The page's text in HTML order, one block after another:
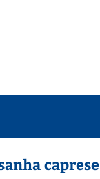
caprese